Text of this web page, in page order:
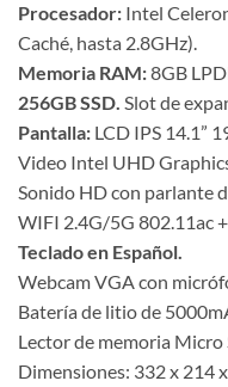
Procesador: Intel
Caché, hasta 2.8GHz).
Memoria RAM:8GB
256GB SSD. Slot de
Pantalla: LCD IPS 14.1”
Video Intel UHD
Sonido HD con parlante
WIFI 2.4G/5G 802.11ac
Teclado en Español.
Webcam VGA con
Batería de litio de
Lector de memoria Micro
Dimensiones: 332 x 214